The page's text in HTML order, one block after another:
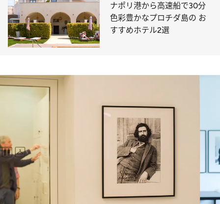
ナポリ港から高速船で30分
色彩豊かなプロチダ島の お
すすめホテル2選